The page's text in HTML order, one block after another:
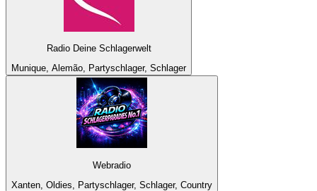
Radio Deine Schlagerwelt
Munique, Alemão, Partyschlager, Schlager
Webradio
Xanten, Oldies, Partyschlager, Schlager, Country